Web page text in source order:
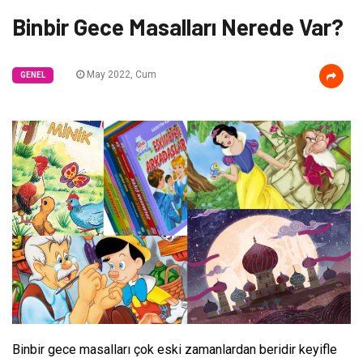
Binbir Gece Masalları Nerede Var?
GENEL May 2022, Cum
Binbir gece masalları çok eski zamanlardan beridir keyifle